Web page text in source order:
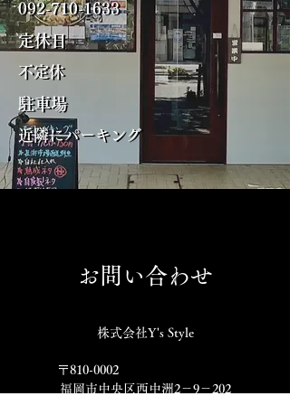
092-710-1633
定休日
不定休
駐車場
近隣にパーキング
092-710-1633
定休日
不定休
駐車場
近隣にパーキング
お問い合わせ
株式会社Y's Style
〒810-0002
福岡市中央区西中洲2－9－202